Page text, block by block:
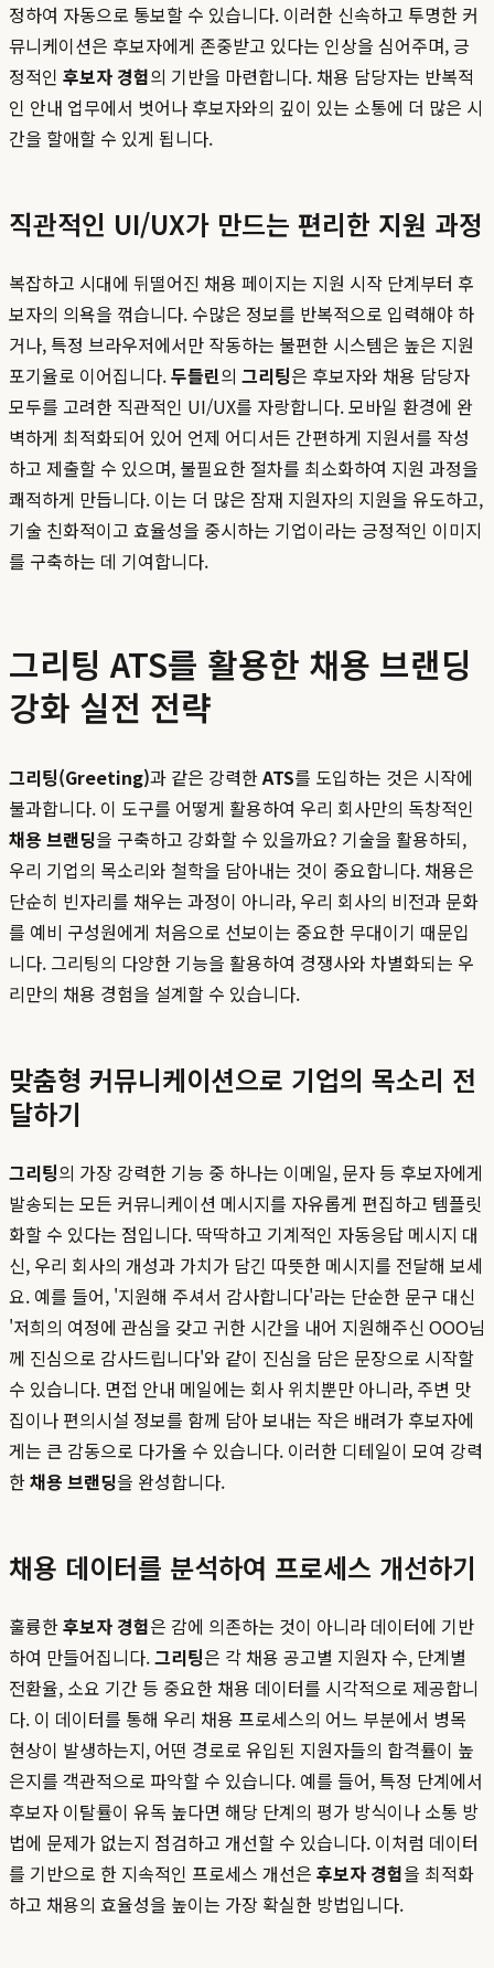
정하여 자동으로 통보할 수 있습니다. 이러한 신속하고 투명한 커
뮤니케이션은 후보자에게 존중받고 있다는 인상을 심어주며, 긍
정적인 후보자 경험의 기반을 마련합니다. 채용 담당자는 반복적
인 안내 업무에서 벗어나 후보자와의 깊이 있는 소통에 더 많은 시
간을 할애할 수 있게 됩니다.
직관적인 UI/UX가 만드는 편리한 지원 과정
복잡하고 시대에 뒤떨어진 채용 페이지는 지원 시작 단계부터 후
보자의 의욕을 꺾습니다. 수많은 정보를 반복적으로 입력해야 하
거나, 특정 브라우저에서만 작동하는 불편한 시스템은 높은 지원
포기율로 이어집니다.두들린의 그리팅은 후보자와 채용 담당자
모두를 고려한 직관적인 UI/UX를 자랑합니다. 모바일 환경에 완
벽하게 최적화되어 있어 언제 어디서든 간편하게 지원서를 작성
하고 제출할 수 있으며, 불필요한 절차를 최소화하여 지원 과정을
쾌적하게 만듭니다. 이는 더 많은 잠재 지원자의 지원을 유도하고,
기술 친화적이고 효율성을 중시하는 기업이라는 긍정적인 이미지
를 구축하는 데 기여합니다.
그리팅 ATS를 활용한 채용 브랜딩
강화 실전 전략
그리팅(Greeting)과 같은 강력한ATS를 도입하는 것은 시작에
불과합니다. 이 도구를 어떻게 활용하여 우리 회사만의 독창적인
채용 브랜딩을 구축하고 강화할 수 있을까요? 기술을 활용하되,
우리 기업의 목소리와 철학을 담아내는 것이 중요합니다. 채용은
단순히 빈자리를 채우는 과정이 아니라, 우리 회사의 비전과 문화
를 예비 구성원에게 처음으로 선보이는 중요한 무대이기 때문입
니다. 그리팅의 다양한 기능을 활용하여 경쟁사와 차별화되는 우
리만의 채용 경험을 설계할 수 있습니다.
맞춤형 커뮤니케이션으로 기업의 목소리 전
달하기
그리팅의 가장 강력한 기능 중 하나는 이메일, 문자 등 후보자에게
발송되는 모든 커뮤니케이션 메시지를 자유롭게 편집하고 템플릿
화할 수 있다는 점입니다. 딱딱하고 기계적인 자동응답 메시지 대
신, 우리 회사의 개성과 가치가 담긴 따뜻한 메시지를 전달해 보세
요. 예를 들어, '지원해 주셔서 감사합니다'라는 단순한 문구 대신
'저희의 여정에 관심을 갖고 귀한 시간을 내어 지원해주신 OOO님
께 진심으로 감사드립니다'와 같이 진심을 담은 문장으로 시작할
수 있습니다. 면접 안내 메일에는 회사 위치뿐만 아니라, 주변 맛
집이나 편의시설 정보를 함께 담아 보내는 작은 배려가 후보자에
게는 큰 감동으로 다가올 수 있습니다. 이러한 디테일이 모여 강력
한채용 브랜딩을 완성합니다.
채용 데이터를 분석하여 프로세스 개선하기
훌륭한후보자 경험은 감에 의존하는 것이 아니라 데이터에 기반
하여 만들어집니다.그리팅은 각 채용 공고별 지원자 수, 단계별
전환율, 소요 기간 등 중요한 채용 데이터를 시각적으로 제공합니
다. 이 데이터를 통해 우리 채용 프로세스의 어느 부분에서 병목
현상이 발생하는지, 어떤 경로로 유입된 지원자들의 합격률이 높
은지를 객관적으로 파악할 수 있습니다. 예를 들어, 특정 단계에서
후보자 이탈률이 유독 높다면 해당 단계의 평가 방식이나 소통 방
법에 문제가 없는지 점검하고 개선할 수 있습니다. 이처럼 데이터
를 기반으로 한 지속적인 프로세스 개선은 후보자 경험을 최적화
하고 채용의 효율성을 높이는 가장 확실한 방법입니다.